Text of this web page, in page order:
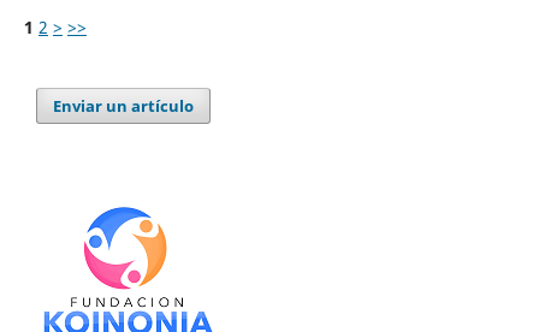
1 2 > >>
Enviar un artículo